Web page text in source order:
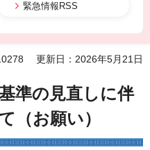
緊急情報RSS
更新日：2026年5月21日
準の見直しに伴
（お願い）